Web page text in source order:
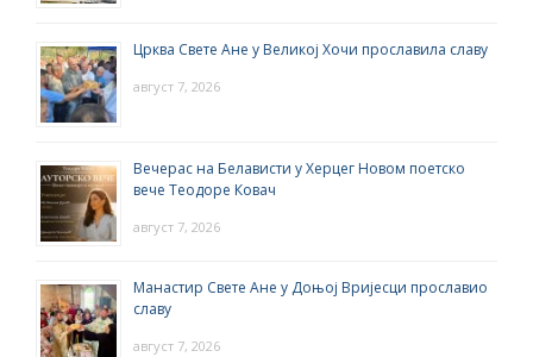
Црква Свете Ане у Великој Хочи прославила славу
август 7, 2026
Вечерас на Белависти у Херцег Новом поетско
вече Теодоре Ковач
август 7, 2026
Манастир Свете Ане у Доњој Вријесци прославио
славу
август 7, 2026